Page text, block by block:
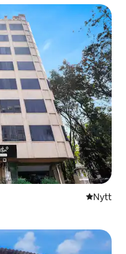
NyttNytt